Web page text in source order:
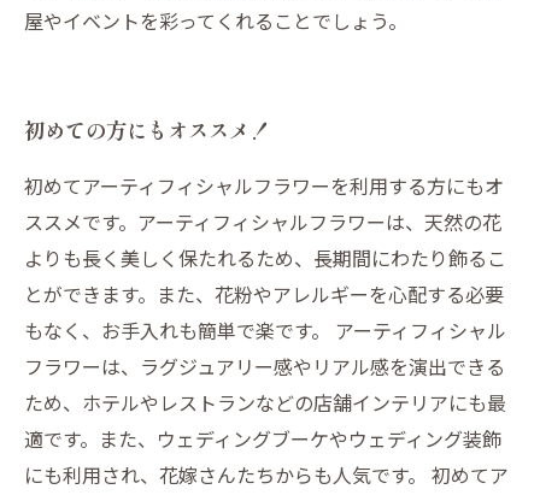
屋やイベントを彩ってくれることでしょう。
初めての方にもオススメ！
初めてアーティフィシャルフラワーを利用する方にもオ
ススメです。アーティフィシャルフラワーは、天然の花
よりも長く美しく保たれるため、長期間にわたり飾るこ
とができます。また、花粉やアレルギーを心配する必要
もなく、お手入れも簡単で楽です。 アーティフィシャル
フラワーは、ラグジュアリー感やリアル感を演出できる
ため、ホテルやレストランなどの店舗インテリアにも最
適です。また、ウェディングブーケやウェディング装飾
にも利用され、花嫁さんたちからも人気です。 初めてア